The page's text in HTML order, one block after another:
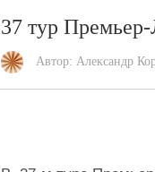
37 тур
Автор: Александр